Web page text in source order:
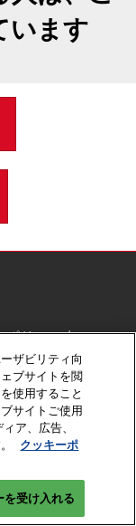
います
ポリシー
ザビリティ向
ブサイトを閲
使用すること
サイトご使用
ア、広告、
クッキーポ
受け入れる